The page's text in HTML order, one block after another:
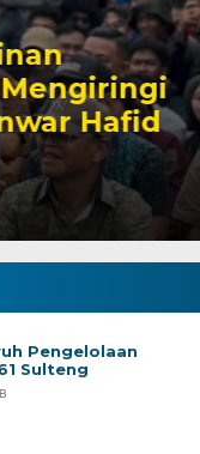
Hafid
Pengelolaan
Sulteng